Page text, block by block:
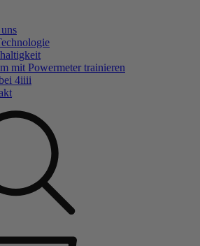
mit Powermeter trainieren
4iiii